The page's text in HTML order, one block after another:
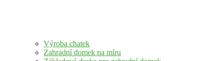
Výroba chatek
Zahradní domek na míru